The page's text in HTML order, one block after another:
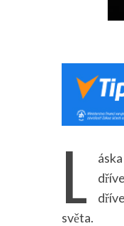
L
světa.